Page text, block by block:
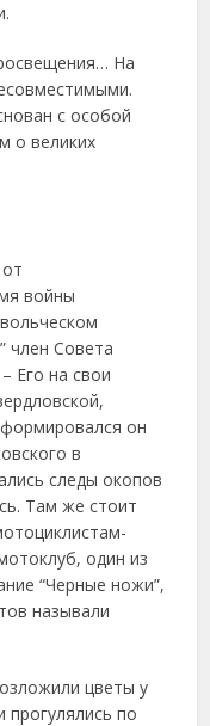
На
с особой
о великих
войны
член Совета
Его на свои
он
в
следы окопов
Там же стоит
один из
“Черные ножи”,
называли
цветы у
прогулялись по